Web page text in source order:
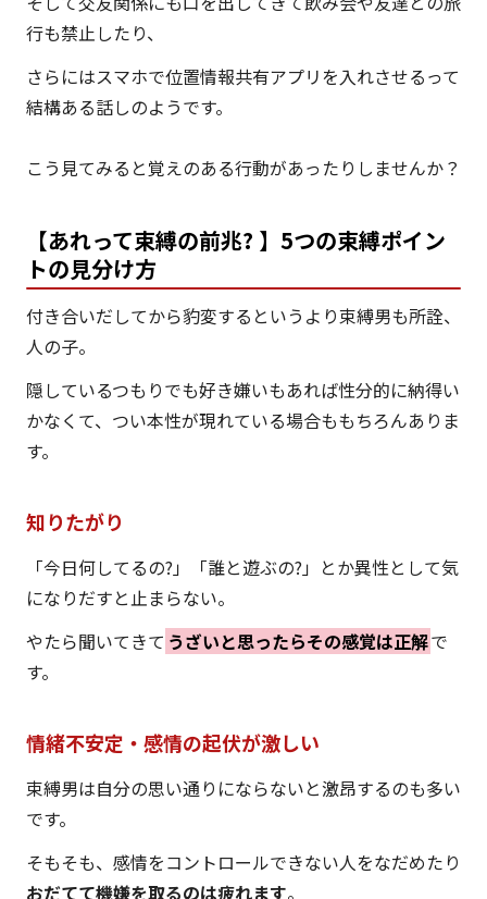
行も禁止したり、
さらにはスマホで位置情報共有アプリを入れさせるって
結構ある話しのようです。
こう見てみると覚えのある行動があったりしませんか？
【あれって束縛の前兆? 】5つの束縛ポイン
トの見分け方
付き合いだしてから豹変するというより束縛男も所詮、
人の子。
隠しているつもりでも好き嫌いもあれば性分的に納得い
かなくて、つい本性が現れている場合ももちろんありま
す。
知りたがり
「今日何してるの?」「誰と遊ぶの?」とか異性として気
になりだすと止まらない。
やたら聞いてきて うざいと思ったらその感覚は正解で
す。
情緒不安定・感情の起伏が激しい
束縛男は自分の思い通りにならないと激昂するのも多い
です。
そもそも、感情をコントロールできない人をなだめたり
おだてて機嫌を取るのは疲れます。